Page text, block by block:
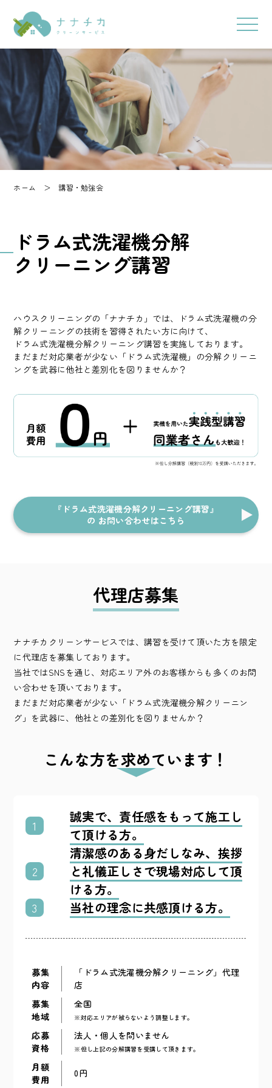
ホーム ＞講習・勉強会
ドラム式洗濯機分解
クリーニング講習
ハウスクリーニングの「ナナチカ」では、ドラム式洗濯機の分
解クリーニングの技術を習得されたい方に向けて、
ドラム式洗濯機分解クリーニング講習を実施しております。
まだまだ対応業者が少ない「ドラム式洗濯機」の分解クリーニ
ングを武器に他社と差別化を図りませんか？
『ドラム式洗濯機分解クリーニング講習』
の お問い合わせはこちら
代理店募集
ナナチカクリーンサービスでは、講習を受けて頂いた方を限定
に代理店を募集しております。
当社ではSNSを通じ、対応エリア外のお客様からも多くのお問
い合わせを頂いております。
まだまだ対応業者が少ない「ドラム式洗濯機分解クリーニン
グ」を武器に、他社との差別化を図りませんか？
こんな方を求めています！
1
誠実で、責任感をもって施工し
て頂ける方。
2
清潔感のある身だしなみ、挨拶
と礼儀正しさで現場対応して頂
ける方。
3 当社の理念に共感頂ける方。
募集
内容
「ドラム式洗濯機分解クリーニング」代理
店
募集
地域
全国
※対応エリアが被らないよう調整します。
応募
資格
法人・個人を問いません
※但し上記の分解講習を受講して頂きます。
月額
費用
0円